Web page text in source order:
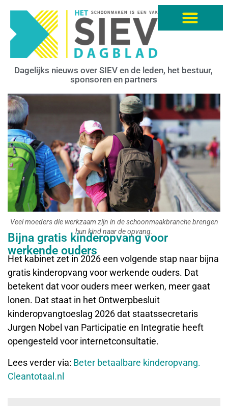
Dagelijks nieuws over SIEV en de leden, het bestuur,
sponsoren en partners
Veel moeders die werkzaam zijn in de schoonmaakbranche brengen
hun kind naar de opvang.
Bijna gratis kinderopvang voor
werkende ouders
Het kabinet zet in 2026 een volgende stap naar bijna
gratis kinderopvang voor werkende ouders. Dat
betekent dat voor ouders meer werken, meer gaat
lonen. Dat staat in het Ontwerpbesluit
kinderopvangtoeslag 2026 dat staatssecretaris
Jurgen Nobel van Participatie en Integratie heeft
opengesteld voor internetconsultatie.
Lees verder via: Beter betaalbare kinderopvang.
Cleantotaal.nl